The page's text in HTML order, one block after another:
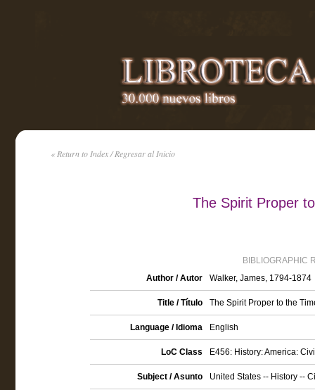
« Return to Index / Regresar al Inicio
The Spirit Proper
BIBLIOGRAPHIC
Author / Autor
Walker, James, 1794-1874
Title / Título The Spirit Proper to the
Language / Idioma English
LoC Class E456: History: America:
Subject / Asunto United States -- History --